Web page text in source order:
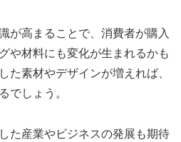
が高まることで、消費者が購入
や材料にも変化が生まれるかも
た素材やデザインが増えれば、
でしょう。
た産業やビジネスの発展も期待